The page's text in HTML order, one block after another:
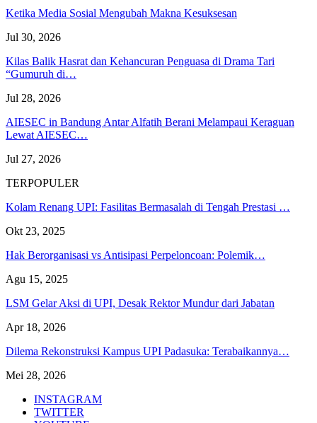
Ketika Media Sosial Mengubah Makna Kesuksesan
Jul 30, 2026
Kilas Balik Hasrat dan Kehancuran Penguasa di Drama Tari
“Gumuruh di…
Jul 28, 2026
AIESEC in Bandung Antar Alfatih Berani Melampaui Keraguan
Lewat AIESEC…
Jul 27, 2026
TERPOPULER
Kolam Renang UPI: Fasilitas Bermasalah di Tengah Prestasi …
Okt 23, 2025
Hak Berorganisasi vs Antisipasi Perpeloncoan: Polemik…
Agu 15, 2025
LSM Gelar Aksi di UPI, Desak Rektor Mundur dari Jabatan
Apr 18, 2026
Dilema Rekonstruksi Kampus UPI Padasuka: Terabaikannya…
Mei 28, 2026
INSTAGRAM
TWITTER